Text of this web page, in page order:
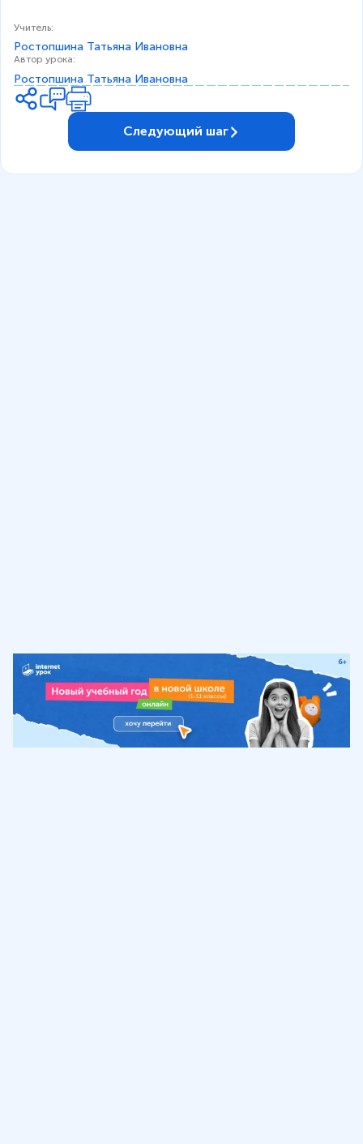
Учитель:
Ростопшина Татьяна Ивановна
Автор урока:
Ростопшина Татьяна Ивановна
Следующий шаг